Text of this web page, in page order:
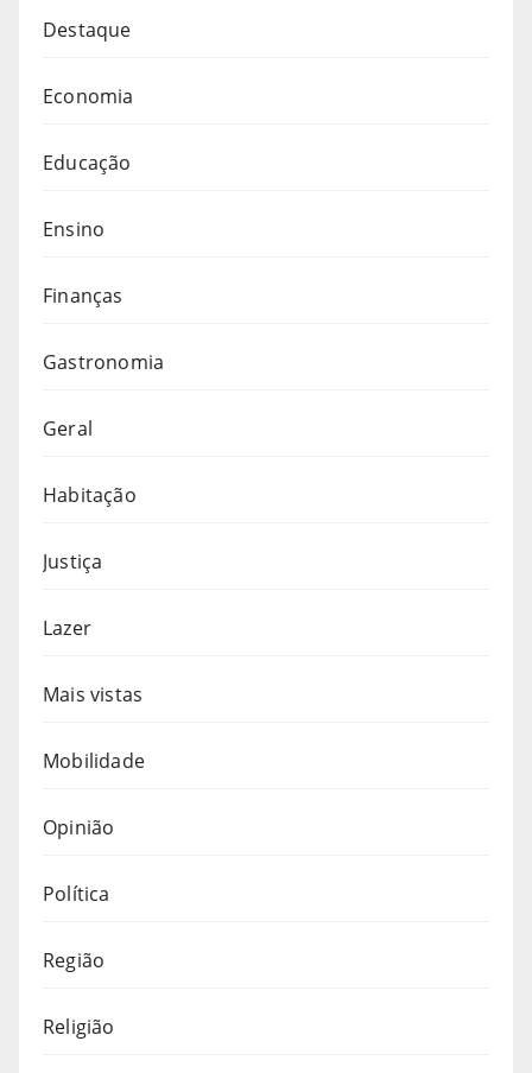
Destaque
Economia
Educação
Ensino
Finanças
Gastronomia
Geral
Habitação
Justiça
Lazer
Mais vistas
Mobilidade
Opinião
Política
Região
Religião